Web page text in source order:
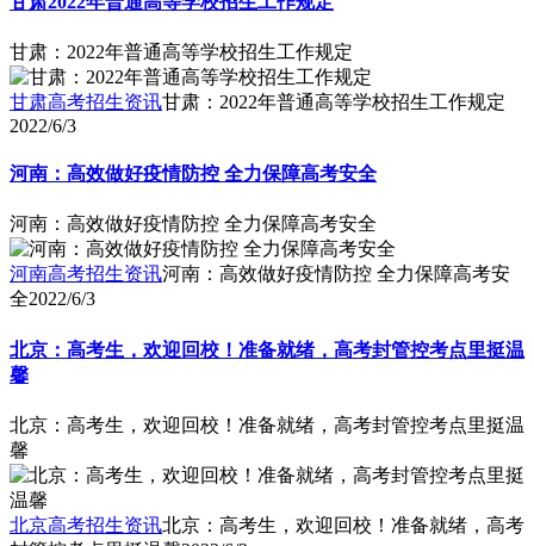
甘肃：2022年普通高等学校招生工作规定
甘肃高考招生资讯甘肃：2022年普通高等学校招生工作规定
2022/6/3
河南：高效做好疫情防控 全力保障高考安全
河南：高效做好疫情防控 全力保障高考安全
河南高考招生资讯河南：高效做好疫情防控 全力保障高考安
全2022/6/3
北京：高考生，欢迎回校！准备就绪，高考封管控考点里挺温
馨
北京：高考生，欢迎回校！准备就绪，高考封管控考点里挺温
馨
北京高考招生资讯北京：高考生，欢迎回校！准备就绪，高考